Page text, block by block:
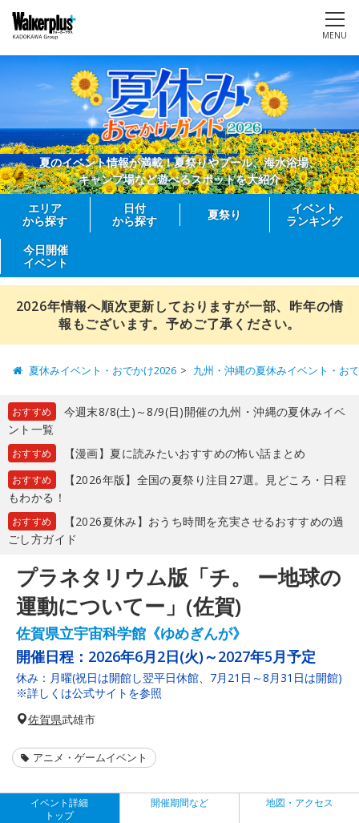
MENU
夏のイベント情報が満載！夏祭りやプール、海水浴場、
キャンプ場など遊べるスポットを大紹介
エリア
から探す
日付
から探す
夏祭り
イベント
ランキング
今日開催
イベント
2026年情報へ順次更新しておりますが一部、昨年の情
報もございます。予めご了承ください。
夏休みイベント・おでかけ2026 九州・沖縄の夏休みイベント・お
おすすめ
今週末8/8(土)～8/9(日)開催の九州・沖縄の夏休みイベ
ント一覧
おすすめ 【漫画】夏に読みたいおすすめの怖い話まとめ
おすすめ
【2026年版】全国の夏祭り注目27選。見どころ・日程
もわかる！
おすすめ
【2026夏休み】おうち時間を充実させるおすすめの過
ごし方ガイド
プラネタリウム版「チ。 ー地球の
運動についてー」(佐賀)
佐賀県立宇宙科学館《ゆめぎんが》
開催日程： 2026年6月2日(火)～2027年5月予定
休み：月曜(祝日は開館し翌平日休館、7月21日～8月31日は開館)
※詳しくは公式サイトを参照
佐賀県武雄市
アニメ・ゲームイベント
イベント詳細
トップ
開催期間など 地図・アクセス